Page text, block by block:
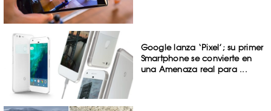
Google lanza ‘Pixel’; su primer
Smartphone se convierte en
una Amenaza real para ...